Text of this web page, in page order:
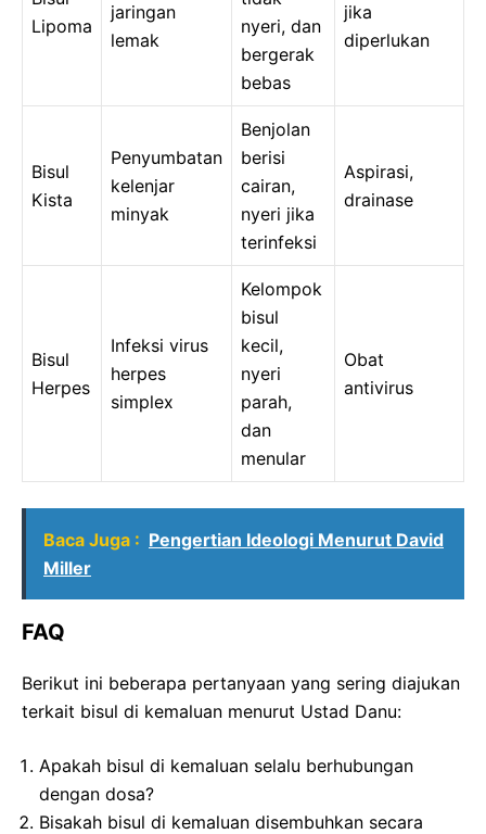
Lipoma
jaringan
lemak
nyeri, dan
bergerak
bebas
jika
diperlukan
Bisul
Kista
Penyumbatan
kelenjar
minyak
Benjolan
berisi
cairan,
nyeri jika
terinfeksi
Aspirasi,
drainase
Bisul
Herpes
Infeksi virus
herpes
simplex
Kelompok
bisul
kecil,
nyeri
parah,
dan
menular
Obat
antivirus
Baca Juga : Pengertian Ideologi Menurut David
Miller
FAQ
Berikut ini beberapa pertanyaan yang sering diajukan
terkait bisul di kemaluan menurut Ustad Danu:
Apakah bisul di kemaluan selalu berhubungan
dengan dosa?
Bisakah bisul di kemaluan disembuhkan secara